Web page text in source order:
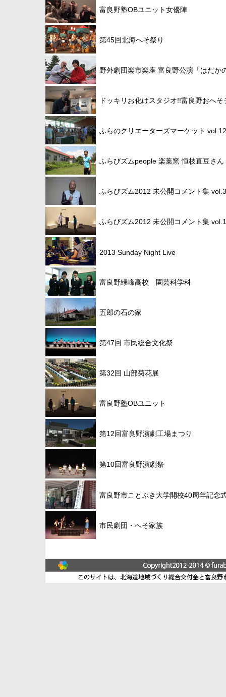
富良野塾OBユニット女優陣
第45回北海へそ祭り
野外劇団楽市楽座 富良野公演「はだか
ドッキリお化けスタジオ!!富良野おへそ
ふらのクリエーターズマーケット vol.12
ふらびズムpeople 楽葉窯 恒枝直豆さん
ふらびズム2012 未公開コメント集
ふらびズム2012 未公開コメント集
2013 Sunday Night Live
富良野緑峰高校 園芸科学科
五郎の石の家
第47回 市民総合文化祭
第32回 山部菊花展
富良野塾OBユニット
第12回富良野演劇工場まつり
第10回富良野演劇祭
富良野市ことぶき大学開校40周年記念
市民劇団・へそ家族